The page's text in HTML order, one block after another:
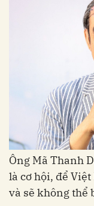
Ông Mã Thanh
là cơ hội, để
và sẽ không thể